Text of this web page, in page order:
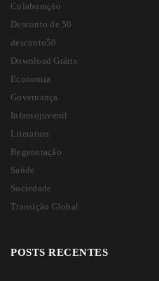
DINHEIRO DE VOLTA?
A BAMBUAL LANÇA LIVROS
FINANCIAMENTO COLETIVO?
Colaboração
Desconto de 50
desconto50
Download Grátis
Economia
Governança
Infantojuvenil
Literatura
Regeneração
Saúde
Sociedade
Transição Global
POSTS RECENTES